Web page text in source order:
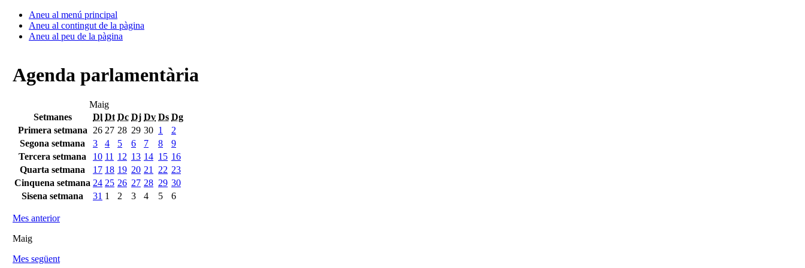
Aneu al menú principal
Aneu al contingut de la pàgina
Aneu al peu de la pàgina
Agenda parlamentària
Maig
Setmanes
Dl Dt Dc Dj Dv Ds Dg
Primera setmana
26 27 28 29 30 1
2
Segona setmana
3 4 5 6 7 8
9
Tercera setmana
10 11 12 13 14 15 16
Quarta setmana
17 18 19 20 21 22 23
Cinquena setmana 24 25 26 27 28 29 30
Sisena setmana
31 1 2 3 4 5 6
Mes anterior
Maig
Mes següent